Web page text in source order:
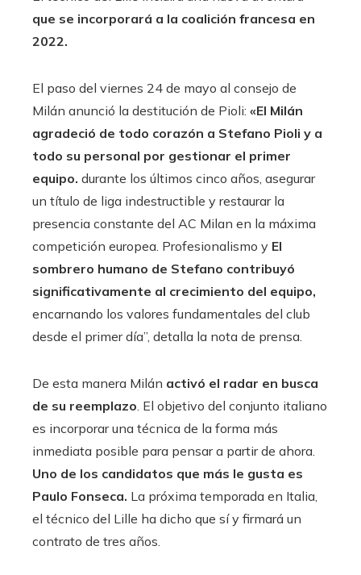
que se incorporará a la coalición francesa en
2022.
El paso del viernes 24 de mayo al consejo de
Milán anunció la destitución de Pioli: «El Milán
agradeció de todo corazón a Stefano Pioli y a
todo su personal por gestionar el primer
equipo. durante los últimos cinco años, asegurar
un título de liga indestructible y restaurar la
presencia constante del AC Milan en la máxima
competición europea. Profesionalismo y El
sombrero humano de Stefano contribuyó
significativamente al crecimiento del equipo,
encarnando los valores fundamentales del club
desde el primer día”, detalla la nota de prensa.
De esta manera Milán activó el radar en busca
de su reemplazo. El objetivo del conjunto italiano
es incorporar una técnica de la forma más
inmediata posible para pensar a partir de ahora.
Uno de los candidatos que más le gusta es
Paulo Fonseca. La próxima temporada en Italia,
el técnico del Lille ha dicho que sí y firmará un
contrato de tres años.